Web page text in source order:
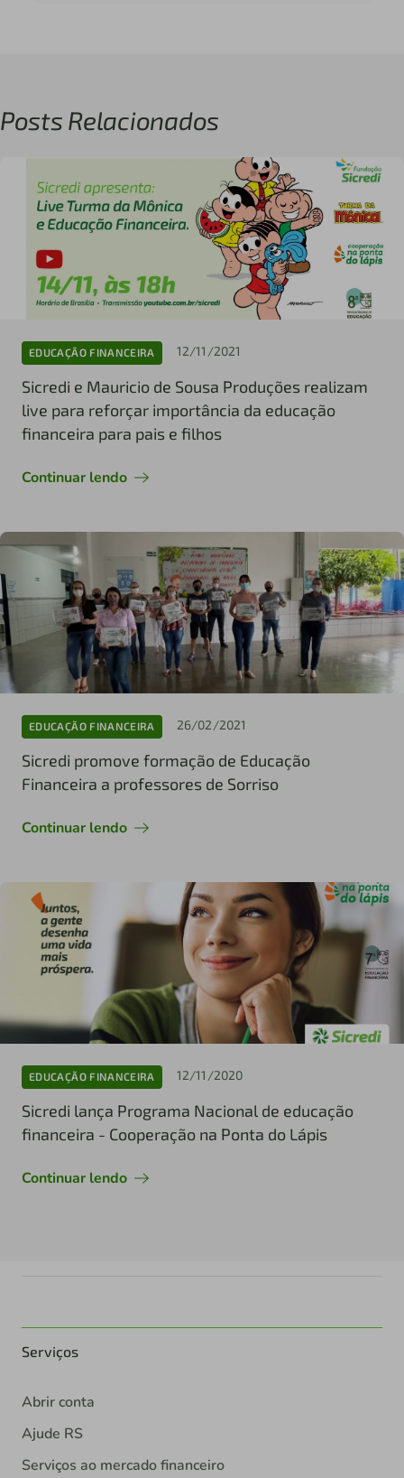
Posts Relacionados
EDUCAÇÃO FINANCEIRA 12/11/2021
Sicredi e Mauricio de Sousa Produções realizam
live para reforçar importância da educação
financeira para pais e filhos
Continuar lendo
EDUCAÇÃO FINANCEIRA 26/02/2021
Sicredi promove formação de Educação
Financeira a professores de Sorriso
Continuar lendo
EDUCAÇÃO FINANCEIRA 12/11/2020
Sicredi lança Programa Nacional de educação
financeira - Cooperação na Ponta do Lápis
Continuar lendo
Serviços
Abrir conta
Ajude RS
Serviços ao mercado financeiro